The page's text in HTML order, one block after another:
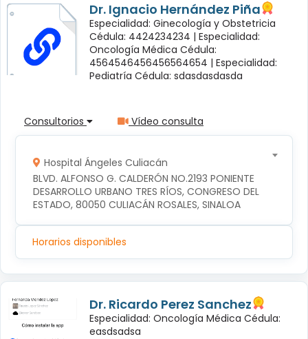
Dr. Ignacio Hernández Piña
Especialidad: Ginecología y Obstetricia
Cédula: 4424234234 | Especialidad:
Oncología Médica Cédula:
4564546456456564654 | Especialidad:
Pediatría Cédula: sdasdasdasda
Consultorios Vídeo consulta
Hospital Ángeles Culiacán
BLVD. ALFONSO G. CALDERÓN NO.2193 PONIENTE
DESARROLLO URBANO TRES RÍOS, CONGRESO DEL
ESTADO, 80050 CULIACÁN ROSALES, SINALOA
Horarios disponibles
Dr. Ricardo Perez Sanchez
Especialidad: Oncología Médica Cédula:
easdsadsa